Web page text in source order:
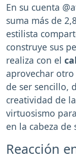
En su cuenta
suma más de
estilista
construye sus
realiza con el
aprovechar
de ser sencillo,
creatividad de
virtuosismo
en la cabeza de
Reacción